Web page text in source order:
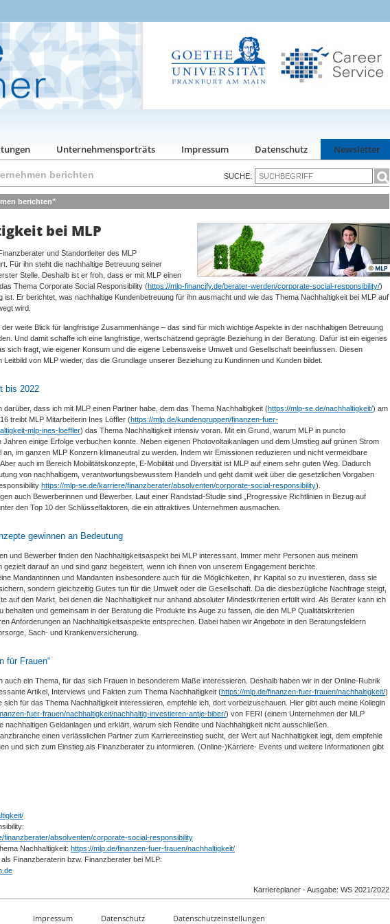
Unternehmensporträts Impressum Datenschutz Newsletter
SUCHE:
berichten
berichten"
bei MLP
und Standortleiter des MLP
Für ihn steht die nachhaltige Betreuung seiner
Stelle. Deshalb ist er froh, dass er mit MLP einen
Thema Corporate Social Responsibility (https://mlp-financify.de/berater-werden/corporate-social-responsibility/)
ist. Er berichtet, was nachhaltige Kundenbetreuung für ihn ausmacht und wie das Thema Nachhaltigkeit bei MLP auf
wird.
weite Blick für langfristige Zusammenhänge – das sind für mich wichtige Aspekte in der nachhaltigen Betreuung
Und damit schaffe ich eine langfristige, wertschätzend geprägte Beziehung in der Beratung. Dafür ist ein eigenes
sich fragt, wie eigener Konsum und die eigene Lebensweise Umwelt und Gesellschaft beeinflussen. Diesen
von MLP wieder, das die Grundlage unserer Beziehung zu Kundinnen und Kunden bildet.
bis 2022
darüber, dass ich mit MLP einen Partner habe, dem das Thema Nachhaltigkeit (https://mlp-se.de/nachhaltigkeit/) am
treibt MLP Mitarbeiterin Ines Löffler (https://mlp.de/kundengruppen/finanzen-fuer-
mlp-ines-loeffler) das Thema Nachhaltigkeit intensiv voran. Mit ein Grund, warum MLP in puncto
Jahren einige Erfolge verbuchen konnte. Neben eigenen Photovoltaikanlagen und dem Umstieg auf grünen Strom
an, im ganzen MLP Konzern klimaneutral zu werden. Indem wir Emissionen reduzieren und nicht vermeidbare
auch im Bereich Mobilitätskonzepte, E-Mobilität und Diversität ist MLP auf einem sehr guten Weg. Dadurch
von nachhaltigem, verantwortungsbewusstem Handeln und geht damit weit über die gesetzlichen Vorgaben
https://mlp-se.de/karriere/finanzberater/absolventen/corporate-social-responsibility).
auch Bewerberinnen und Bewerber. Laut einer Randstad-Studie sind „Progressive Richtlinien in Bezug auf
den Top 10 der Schlüsselfaktoren, die ein attraktives Unternehmen ausmachen.
gewinnen an Bedeutung
und Bewerber finden den Nachhaltigkeitsaspekt bei MLP interessant. Immer mehr Personen aus meinem
darauf an und sind ganz begeistert, wenn ich ihnen von unserem Engagement berichte.
Mandantinnen und Mandanten insbesondere auch für die Möglichkeiten, ihr Kapital so zu investieren, dass sie
sondern gleichzeitig Gutes tun für die Umwelt oder die Gesellschaft. Da die diesbezügliche Nachfrage steigt,
auf den Markt, bei denen die Nachhaltigkeit nur anhand absoluter Mindestkriterien erfüllt wird. Als Berater kann ich
behalten und gemeinsam in der Beratung die Produkte ins Auge zu fassen, die den MLP Qualitätskriterien
Anforderungen an Nachhaltigkeitsaspekte entsprechen. Dabei haben wir Angebote in den Beratungsfeldern
Sach- und Krankenversicherung.
für Frauen“
auch ein Thema, für das sich Frauen in besonderem Maße interessieren. Deshalb haben wir in der Online-Rubrik
Artikel, Interviews und Fakten zum Thema Nachhaltigkeit (https://mlp.de/finanzen-fuer-frauen/nachhaltigkeit/)
sich für das Thema Nachhaltigkeit interessieren, empfehle ich, dort vorbeizuschauen. Hier gibt auch meine Kollegin
fuer-frauen/nachhaltigkeit/nachhaltig-investieren-antje-biber/) von FERI (einem Unternehmen der MLP
nachhaltigen Geldanlagen und erklärt, warum sich Rendite und Nachhaltigkeit nicht ausschließen.
einen verlässlichen Partner zum Karriereeinstieg sucht, der Wert auf Nachhaltigkeit legt, dem empfehle
und sich zum Einstieg als Finanzberater zu informieren. (Online-)Karriere- Events und weitere Informationen gibt
finanzberater/absolventen/corporate-social-responsibility
Nachhaltigkeit: https://mlp.de/finanzen-fuer-frauen/nachhaltigkeit/
Finanzberaterin bzw. Finanzberater bei MLP:
Karriereplaner - Ausgabe: WS 2021/2022
Impressum Datenschutz Datenschutzeinstellungen